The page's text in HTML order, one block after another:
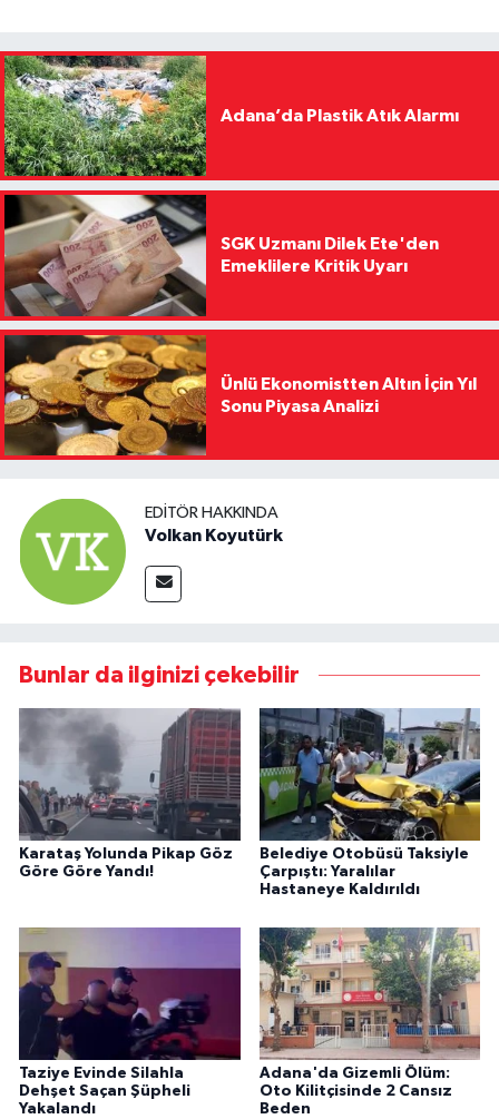
Adana’da Plastik Atık Alarmı
SGK Uzmanı Dilek Ete'den
Emeklilere Kritik Uyarı
Ünlü Ekonomistten Altın İçin Yıl
Sonu Piyasa Analizi
EDITÖR HAKKINDA
Volkan Koyutürk
Bunlar da ilginizi çekebilir
Karataş Yolunda Pikap Göz
Göre Göre Yandı!
Belediye Otobüsü Taksiyle
Çarpıştı: Yaralılar
Hastaneye Kaldırıldı
Taziye Evinde Silahla
Dehşet Saçan Şüpheli
Yakalandı
Adana'da Gizemli Ölüm:
Oto Kilitçisinde 2 Cansız
Beden